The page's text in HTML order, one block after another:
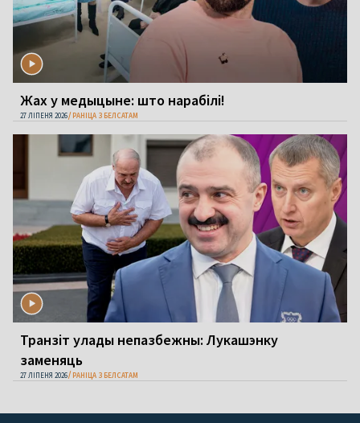
Жах у медыцыне: што нарабілі!
27 ЛІПЕНЯ 2026 РАНІЦА З БЕЛСАТАМ
Транзіт улады непазбежны: Лукашэнку
заменяць
27 ЛІПЕНЯ 2026 РАНІЦА З БЕЛСАТАМ